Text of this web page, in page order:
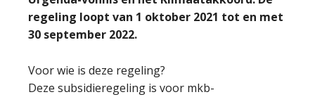
regeling loopt van 1 oktober 2021 tot en met
30 september 2022.
Voor wie is deze regeling?
Deze subsidieregeling is voor mkb-